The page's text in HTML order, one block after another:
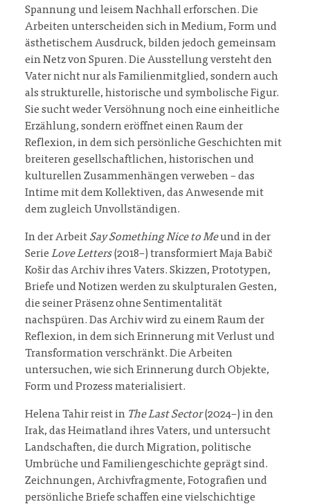
Spannung und leisem Nachhall erforschen. Die
Arbeiten unterscheiden sich in Medium, Form und
ästhetischem Ausdruck, bilden jedoch gemeinsam
ein Netz von Spuren. Die Ausstellung versteht den
Vater nicht nur als Familienmitglied, sondern auch
als strukturelle, historische und symbolische Figur.
Sie sucht weder Versöhnung noch eine einheitliche
Erzählung, sondern eröffnet einen Raum der
Reflexion, in dem sich persönliche Geschichten mit
breiteren gesellschaftlichen, historischen und
kulturellen Zusammenhängen verweben – das
Intime mit dem Kollektiven, das Anwesende mit
dem zugleich Unvollständigen.
In der Arbeit Say Something Nice to Meund in der
SerieLove Letters(2018–) transformiert Maja Babič
Košir das Archiv ihres Vaters. Skizzen, Prototypen,
Briefe und Notizen werden zu skulpturalen Gesten,
die seiner Präsenz ohne Sentimentalität
nachspüren. Das Archiv wird zu einem Raum der
Reflexion, in dem sich Erinnerung mit Verlust und
Transformation verschränkt. Die Arbeiten
untersuchen, wie sich Erinnerung durch Objekte,
Form und Prozess materialisiert.
Helena Tahir reist in The Last Sector(2024–) in den
Irak, das Heimatland ihres Vaters, und untersucht
Landschaften, die durch Migration, politische
Umbrüche und Familiengeschichte geprägt sind.
Zeichnungen, Archivfragmente, Fotografien und
persönliche Briefe schaffen eine vielschichtige